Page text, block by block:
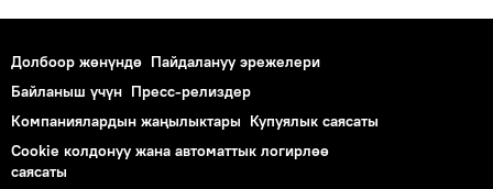
Долбоор жөнүндө Пайдалануу эрежелери
Байланыш үчүн Пресс-релиздер
Компаниялардын жаңылыктары Купуялык саясаты
Cookie колдонуу жана автоматтык логирлөө
саясаты